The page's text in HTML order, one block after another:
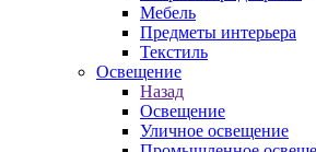
Мебель
Предметы интерьера
Текстиль
Освещение
Назад
Освещение
Уличное освещение